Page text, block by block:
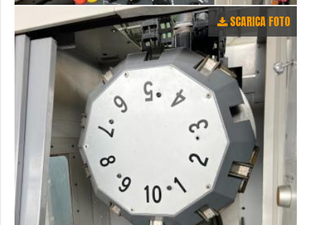
SCARICA FOTO